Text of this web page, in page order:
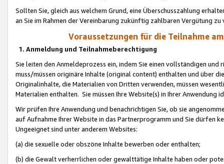
Sollten Sie, gleich aus welchem Grund, eine Überschusszahlung
an Sie im Rahmen der Vereinbarung zukünftig zahlbaren Vergütung zu
Voraussetzungen für die Teilnahme
1. Anmeldung und Teilnahmeberechtigung
Sie leiten den Anmeldeprozess ein, indem Sie einen vollständigen
muss/müssen originäre Inhalte (original content) enthalten und über
Originalinhalte, die Materialien von Dritten verwenden, müssen
Materialien enthalten. Sie müssen Ihre Website(s) in Ihrer Anwendung
Wir prüfen Ihre Anwendung und benachrichtigen Sie, ob sie
auf Aufnahme Ihrer Website in das Partnerprogramm und Sie dürfen
Ungeeignet sind unter anderem Websites:
(a) die sexuelle oder obszöne Inhalte bewerben oder enthalten;
(b) die Gewalt verherrlichen oder gewalttätige Inhalte haben oder